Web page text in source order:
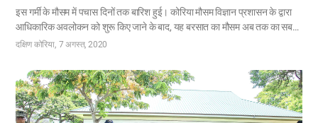
इस गर्मी के मौसम में पचास दिनों तक बारिश हुई। कोरिया मौसम विज्ञान प्रशासन के द्वारा
आधिकारिक अवलोकन को शुरू किए जाने के बाद, यह बरसात का मौसम अब तक का सबसे
लंबी अवधि का था। इस वर्ष के बरसात के मौसम(1 जून से 15 अगस्त तक) के दौरान,
लगभग दोगुनी है। इससे 1,000 से अधिक भूस्खलन हुए, घर और दुकान पानी में डूब गए,
जिसके परिणामस्वरूप देश भर में छोटे और बड़े नुकसान हुए, और 18 शहरों और जिलों को
विशेष आपदा क्षेत्रों के रूप में नामित किया गया। मूसलाधार बारिश के कारण अक्सर
मवेशियों की मौत हुई या तो वे लापता हो…
दक्षिण कोरिया 7 अगस्त, 2020